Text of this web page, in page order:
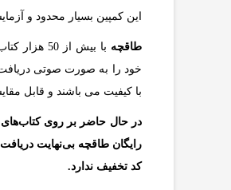
این کمپین بسیار محدود و
طاقچه
با بیش از
خود را به صورت صوتی دریافت
با کیفیت می باشند و قابل
در حال حاضر بر روی کتاب‌های
رایگان طاقچه بی‌نهایت
کد تخفیف ندارد.